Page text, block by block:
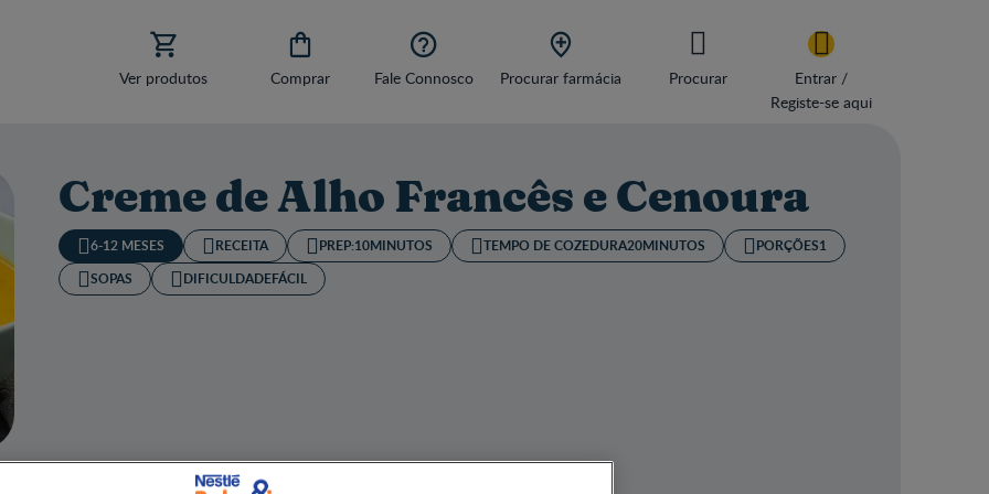

Ver produtos

Comprar

Fale Connosco

Procurar farmácia Procurar
Entrar /
Registe-se aqui
Creme de Alho Francês e Cenoura
6-12 MESES RECEITA PREP:10MINUTOS TEMPO DE COZEDURA​20MINUTOS PORÇÕES1
SOPAS
DIFICULDADEFÁCIL